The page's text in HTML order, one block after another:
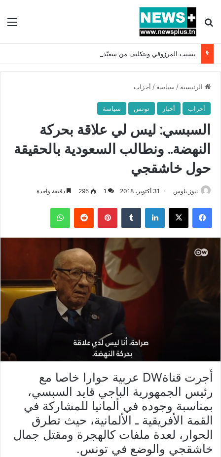
بحث عن
الرئيسية / سياسة / أحزاب
أحزاب أخبار تونس سياسة
السبسي: ليس لي علاقة بحركة
النهضة.. ونطالب السعودية بالحقيقة
حول خاشقجي
نيوز بلوس 31 أكتوبر، 2018 1
295 دقيقة واحدة
فيسبوك X لينكدإن بينتيريست واتساب
أجرت قناةDW عربية حوارا خاصا مع
رئيس الجمهورية الباجي قايد السبسي،
بمناسبة وجوده في ألمانيا للمشاركة في
القمة الأفريقية ـ الألمانية، حيث تطرق
الحوار، لعدة ملفات كالهجرة ومقتل جمال
خاشقجي والوضع في تونس.